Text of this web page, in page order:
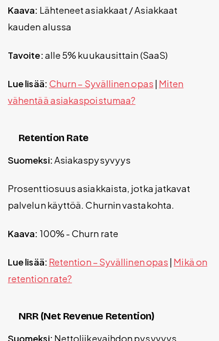
Kaava: Lähteneet asiakkaat / Asiakkaat
kauden alussa
Tavoite:alle 5% kuukausittain (SaaS)
Lue lisää: Churn – Syvällinen opas | Miten
vähentää asiakaspoistumaa?
Retention Rate
Suomeksi:Asiakaspysyvyys
Prosenttiosuus asiakkaista, jotka jatkavat
palvelun käyttöä. Churnin vastakohta.
Kaava: 100% - Churn rate
Lue lisää: Retention – Syvällinen opas | Mikä on
retention rate?
NRR (Net Revenue Retention)
Suomeksi: Nettoliikevaihdon pysyvyys